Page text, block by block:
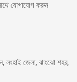
যোগাযোগ করুন
লংহাই জেলা, ঝাংঝো শহর,